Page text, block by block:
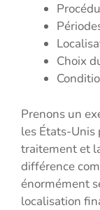
Choix
Prenons un
les États-Unis
traitement et
différence
énormément
localisation